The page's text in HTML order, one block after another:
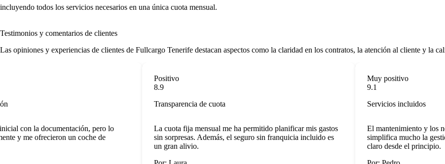
incluyendo todos los servicios necesarios en una única cuota mensual.
Testimonios y comentarios de clientes
Las opiniones y experiencias de clientes de Fullcargo Tenerife destacan aspectos como la claridad en los contratos, la atención al cliente y la
con la documentación, pero lo
y me ofrecieron un coche de
Positivo
8.9
Transparencia de cuota
La cuota fija mensual me ha permitido planificar mis gastos
sin sorpresas. Además, el seguro sin franquicia incluido es
un gran alivio.
Muy positivo
9.1
Servicios incluidos
El mantenimiento y los
simplifica mucho la
claro desde el principio.